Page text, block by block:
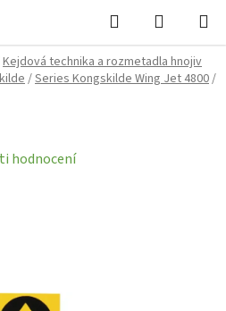
Hledat
KOŠÍK
Kejdová technika a rozmetadla hnojiv
/Series Kongskilde Wing Jet 4800/
hodnocení